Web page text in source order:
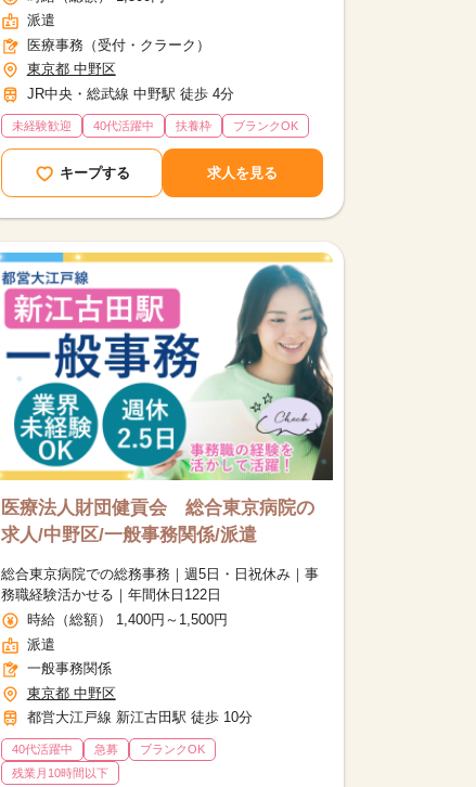
派遣
医療事務（受付・クラーク）
東京都 中野区
JR中央・総武線 中野駅 徒歩 4分
未経験歓迎 40代活躍中 扶養枠 ブランクOK
キープする 求人を見る
医療法人財団健貢会 総合東京病院の
求人/中野区/一般事務関係/派遣
総合東京病院での総務事務｜週5日・日祝休み｜事
務職経験活かせる｜年間休日122日
時給（総額） 1,400円～1,500円
派遣
一般事務関係
東京都 中野区
都営大江戸線 新江古田駅 徒歩 10分
40代活躍中 急募
ブランクOK
残業月10時間以下